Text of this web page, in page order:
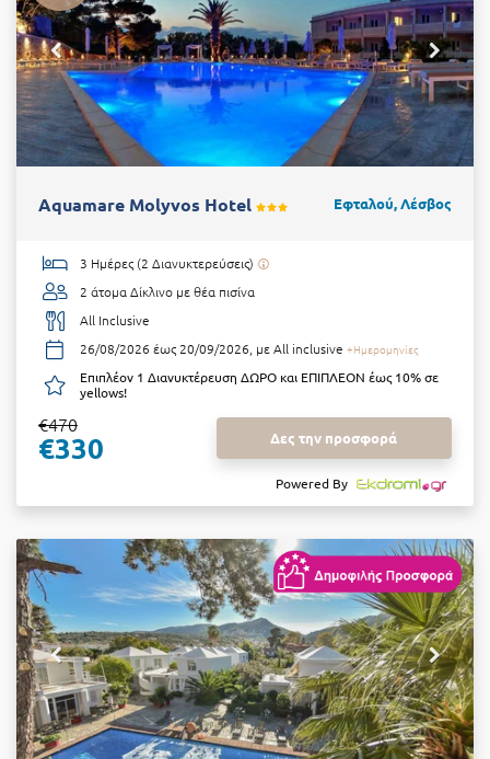
Aquamare Molyvos Hotel Εφταλού, Λέσβος
3 Ημέρες (2 Διανυκτερεύσεις)
2 άτομαΔίκλινο με θέα πισίνα
All Inclusive
26/08/2026 έως 20/09/2026, με All inclusive +Ημερομηνίες
Επιπλέον 1 Διανυκτέρευση ΔΩΡΟ και ΕΠΙΠΛΕΟΝ έως 10% σε
yellows!
€470
€330 Δες την προσφορά
Powered By